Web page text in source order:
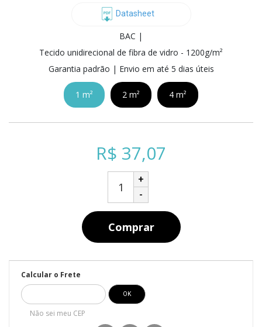
Datasheet
BAC |
Tecido unidirecional de fibra de vidro - 1200g/m²
Garantia padrão | Envio em até 5 dias úteis
1 m² 2 m² 4 m²
R$ 37,07
+
-
Comprar
Calcular o Frete
Não sei meu CEP